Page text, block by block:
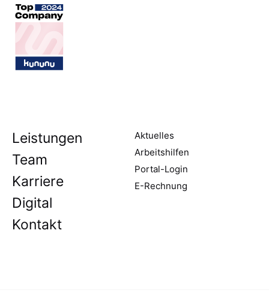
Leistungen
Team
Karriere
Digital
Kontakt
Aktuelles
Arbeitshilfen
Portal-Login
E-Rechnung